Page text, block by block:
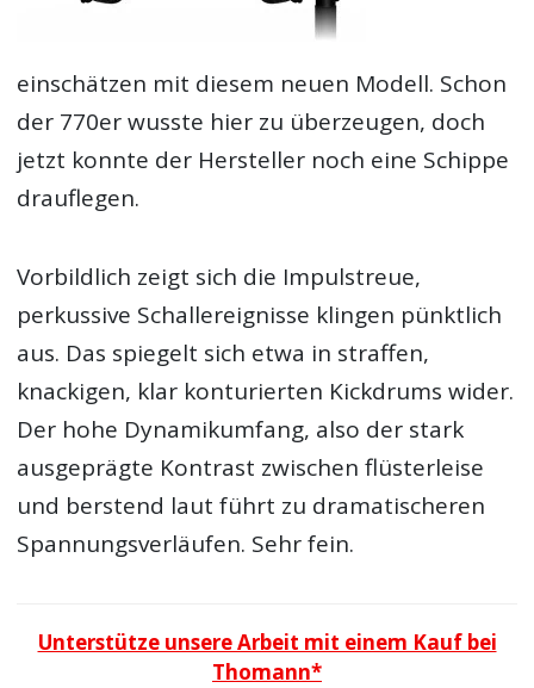
einschätzen mit diesem neuen Modell. Schon
der 770er wusste hier zu überzeugen, doch
jetzt konnte der Hersteller noch eine Schippe
drauflegen.
Vorbildlich zeigt sich die Impulstreue,
perkussive Schallereignisse klingen pünktlich
aus. Das spiegelt sich etwa in straffen,
knackigen, klar konturierten Kickdrums wider.
Der hohe Dynamikumfang, also der stark
ausgeprägte Kontrast zwischen flüsterleise
und berstend laut führt zu dramatischeren
Spannungsverläufen. Sehr fein.
Unterstütze unsere Arbeit mit einem Kauf bei
Thomann*